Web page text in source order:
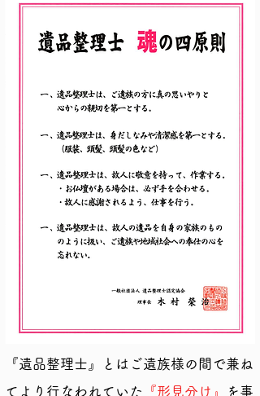
『遺品整理士』とはご遺族様の間で兼ね
てより行なわれていた
『形見分け』
を事